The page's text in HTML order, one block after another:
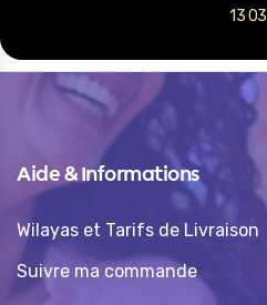
13 03
Aide & Informations
Wilayas et Tarifs de Livraison
Suivre ma commande